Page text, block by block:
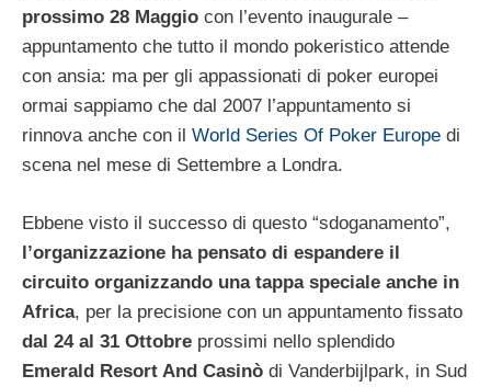
prossimo 28 Maggio con l’evento inaugurale –
appuntamento che tutto il mondo pokeristico attende
con ansia: ma per gli appassionati di poker europei
ormai sappiamo che dal 2007 l’appuntamento si
rinnova anche con il World Series Of Poker Europe di
scena nel mese di Settembre a Londra.
Ebbene visto il successo di questo “sdoganamento”,
l’organizzazione ha pensato di espandere il
circuito organizzando una tappa speciale anche in
Africa, per la precisione con un appuntamento fissato
dal 24 al 31 Ottobre prossimi nello splendido
Emerald Resort And Casinò di Vanderbijlpark, in Sud